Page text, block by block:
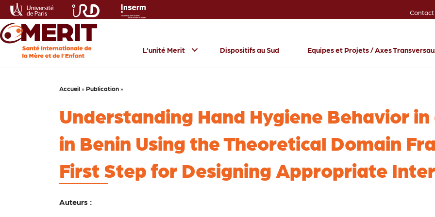
Contact
L’unité Merit Dispositifs au Sud Equipes et Projets / Axes
Accueil » Publication »
Understanding Hand Hygiene Behavior
in Benin Using the Theoretical Domain
First Step for Designing Appropriate
Auteurs :